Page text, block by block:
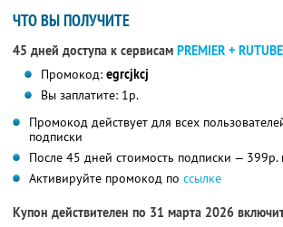
ЧТО ВЫ ПОЛУЧИТЕ
45 дней доступа к сервисам PREMIER + RUTUBE
Промокод: egrcjkcj
Вы заплатите: 1р.
Промокод действует для всех
подписки
После 45 дней стоимость подписки — 399р.
Активируйте промокод по ссылке
Купон действителен по 31 марта 2026